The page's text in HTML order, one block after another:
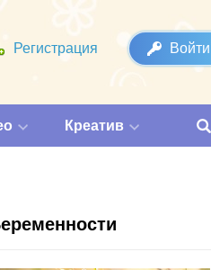
Регистрация Войти
Креатив